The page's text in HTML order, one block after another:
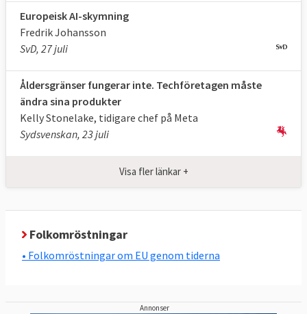
Europeisk AI-skymning
Fredrik Johansson
SvD, 27 juli
Åldersgränser fungerar inte. Techföretagen måste
ändra sina produkter
Kelly Stonelake, tidigare chef på Meta
Sydsvenskan, 23 juli
Visa fler länkar +
Folkomröstningar
• Folkomröstningar om EU genom tiderna
Annonser